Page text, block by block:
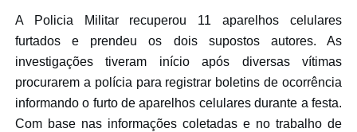
A Policia Militar recuperou 11 aparelhos celulares
furtados e prendeu os dois supostos autores. As
investigações tiveram início após diversas vítimas
procurarem a polícia para registrar boletins de ocorrência
informando o furto de aparelhos celulares durante a festa.
Com base nas informações coletadas e no trabalho de